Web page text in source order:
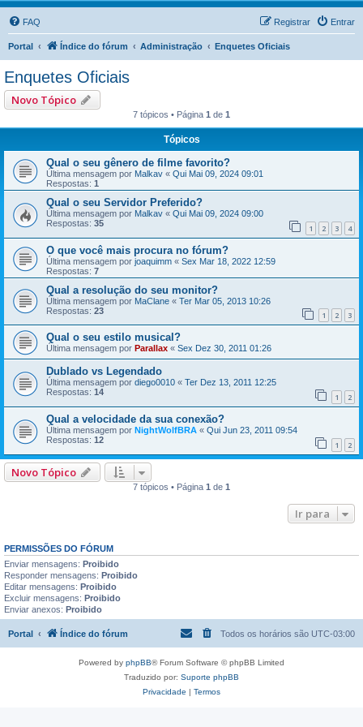
FAQ Entrar
Registrar
Portal Índice do fórum Administração Enquetes Oficiais
Enquetes Oficiais
Novo Tópico
7 tópicos • Página 1 de 1
Tópicos
Qual o seu gênero de filme favorito?
Última mensagem por Malkav « Qui Mai 09, 2024 09:01
Respostas: 1
Qual o seu Servidor Preferido?
Última mensagem por Malkav « Qui Mai 09, 2024 09:00
Respostas: 35 1 2 3 4
O que você mais procura no fórum?
Última mensagem por joaquimm « Sex Mar 18, 2022 12:59
Respostas: 7
Qual a resolução do seu monitor?
Última mensagem por MaClane « Ter Mar 05, 2013 10:26
Respostas: 23 1 2 3
Qual o seu estilo musical?
Última mensagem por Parallax « Sex Dez 30, 2011 01:26
Dublado vs Legendado
Última mensagem por diego0010 « Ter Dez 13, 2011 12:25
Respostas: 14 1 2
Qual a velocidade da sua conexão?
Última mensagem por NightWolfBRA « Qui Jun 23, 2011 09:54
Respostas: 12 1 2
Novo Tópico
7 tópicos • Página 1 de 1
Ir para
PERMISSÕES DO FÓRUM
Enviar mensagens: Proibido
Responder mensagens: Proibido
Editar mensagens: Proibido
Excluir mensagens: Proibido
Enviar anexos: Proibido
Portal Índice do fórum Todos os horários são UTC-03:00
Powered by phpBB® Forum Software © phpBB Limited
Traduzido por: Suporte phpBB
Privacidade | Termos